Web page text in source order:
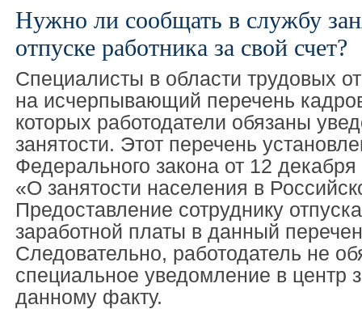
Нужно ли сообщать в службу
отпуске работника за свой счет?
Специалисты в области трудовых
на исчерпывающий перечень
которых работодатели обязаны
занятости. Этот перечень
Федерального закона от 12
«О занятости населения в
Предоставление сотруднику
заработной платы в данный
Следовательно, работодатель не
специальное уведомление в центр
данному факту.